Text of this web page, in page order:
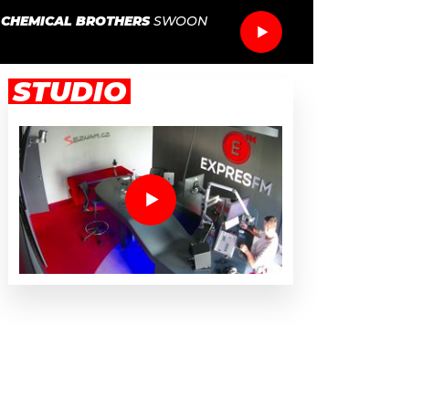
CHEMICAL BROTHERS SWOON
STUDIO